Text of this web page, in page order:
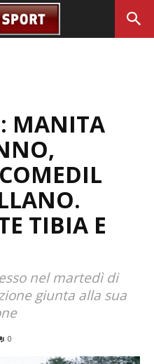
MANITA
TIBIA E
nel martedì di
giunta alla sua
0